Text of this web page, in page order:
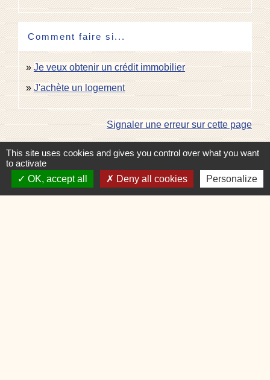
Comment faire si...
Je veux obtenir un crédit immobilier
J'achète un logement
Signaler une erreur sur cette page
This site uses cookies and gives you control over what you want
to activate
OK, accept all
Deny all cookies Personalize